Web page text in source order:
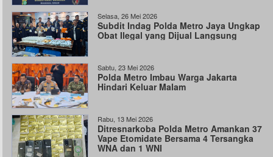
Selasa, 26 Mei 2026
Subdit Indag Polda Metro Jaya Ungkap
Obat Ilegal yang Dijual Langsung
Sabtu, 23 Mei 2026
Polda Metro Imbau Warga Jakarta
Hindari Keluar Malam
Rabu, 13 Mei 2026
Ditresnarkoba Polda Metro Amankan 37
Vape Etomidate Bersama 4 Tersangka
WNA dan 1 WNI